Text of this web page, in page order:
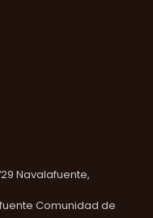
Navalafuente,
Comunidad de